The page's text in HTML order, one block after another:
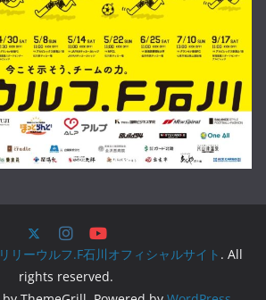
リリーウルフ.F石川オフィシャルサイト . All
rights reserved.